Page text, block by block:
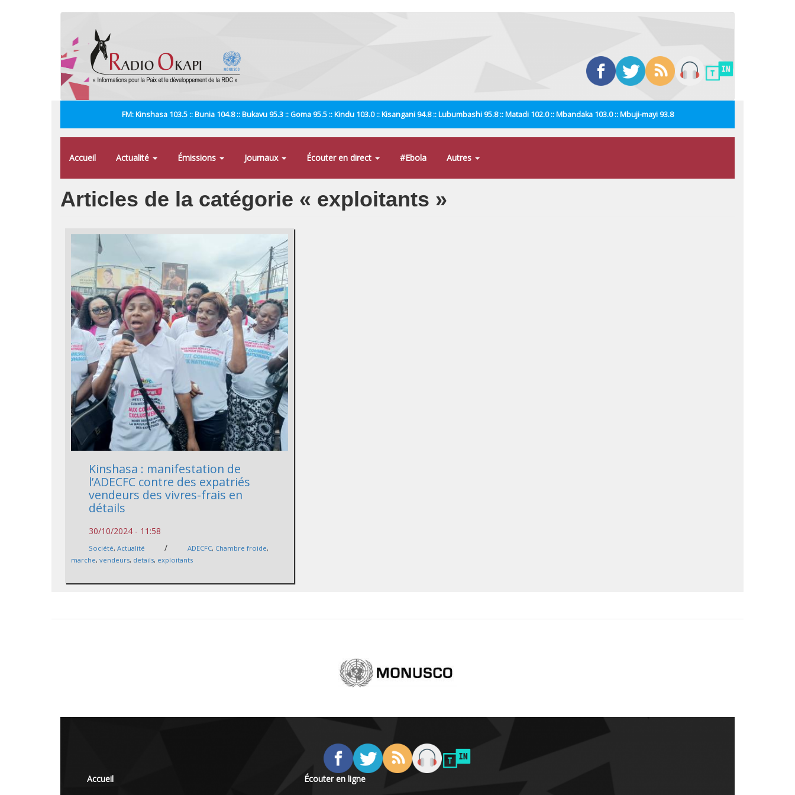
FM: Kinshasa 103.5 :: Bunia 104.8 :: Bukavu 95.3 :: Goma 95.5 :: Kindu 103.0 :: Kisangani 94.8 :: Lubumbashi 95.8 :: Matadi 102.0 :: Mbandaka 103.0 :: Mbuji-mayi 93.8
Accueil Actualité Émissions Journaux Écouter en direct #Ebola Autres
Articles de la catégorie « exploitants »
Kinshasa : manifestation de
l’ADECFC contre des expatriés
vendeurs des vivres-frais en
détails
30/10/2024 - 11:58
Société,Actualité / ADECFC, Chambre froide,
marche,vendeurs, details, exploitants
Accueil Écouter en ligne